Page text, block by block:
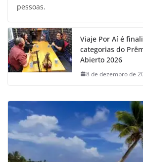
pessoas.
Viaje Por Aí é
categorias do
Abierto 2026
8 de dezembro de